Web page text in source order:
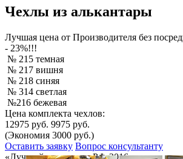
Чехлы из алькантары
Лучшая цена от Производителя без
- 23%!!!
№ 215 темная
№ 217 вишня
№ 218 синяя
№ 314 светлая
№216 бежевая
Цена комплекта чехлов:
12975 руб. 9975 руб.
(Экономия 3000 руб.)
Оставить заявку Вопрос консультанту